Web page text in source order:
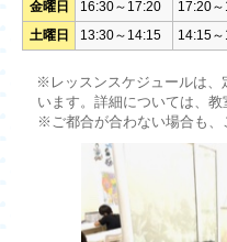
金曜日
16:30～17:20
17:20
土曜日
13:30～14:15 14:15
※レッスンスケジュールは、
います。詳細については、教
※ご都合が合わない場合も、